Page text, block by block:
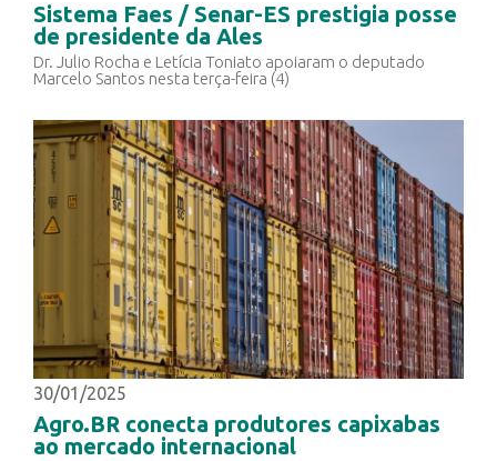
Sistema Faes / Senar-ES prestigia posse
de presidente da Ales
Dr. Julio Rocha e Letícia Toniato apoiaram o deputado
Marcelo Santos nesta terça-feira (4)
30/01/2025
Agro.BR conecta produtores capixabas
ao mercado internacional